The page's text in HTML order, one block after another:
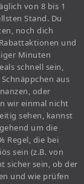
von 8 bis 1
Stand. Du
noch dich
und
Minuten
schnell sein,
aus
oder
wir einmal nicht
sehen, kannst
um die
Regel, die bei
sein (z.B. von
sicher sein, ob der
und wie prüfen